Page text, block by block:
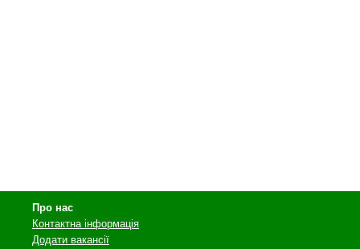
Про нас
Контактна інформація
Додати вакансії